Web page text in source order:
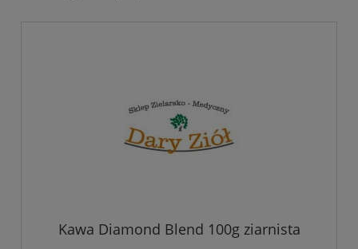
Kawa Diamond Blend 100g ziarnista